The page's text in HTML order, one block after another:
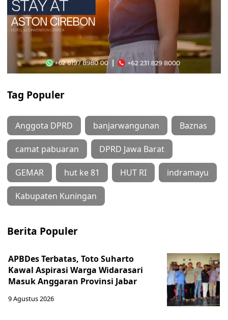
Tag Populer
Anggota DPRD banjarwangunan Baznas
camat pabuaran DPRD Jawa Barat
GEMAR hut ke 81 HUT RI indramayu
Kabupaten Kuningan
Berita Populer
APBDes Terbatas, Toto Suharto
Kawal Aspirasi Warga Widarasari
Masuk Anggaran Provinsi Jabar
9 Agustus 2026